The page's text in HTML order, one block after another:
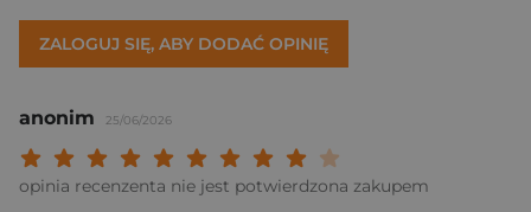
ZALOGUJ SIĘ, ABY DODAĆ OPINIĘ
anonim 25/06/2026
Twoja ocena:
Twoja ocena: Wybitna 9/
Twoja ocena: Rewelacyjna 8/
Twoja ocena: Bardzo dobra 7/10"
Twoja ocena: Dobra 6/10"
Twoja ocena: Przeciętna 5/10"
Twoja ocena: Może być 4/10"
Twoja ocena: Słaba 3/10"
Twoja ocena: Bardzo słaba 2/10"
Twoja ocena: Beznadziejna 1/10"
opinia recenzenta nie jest potwierdzona zakupem